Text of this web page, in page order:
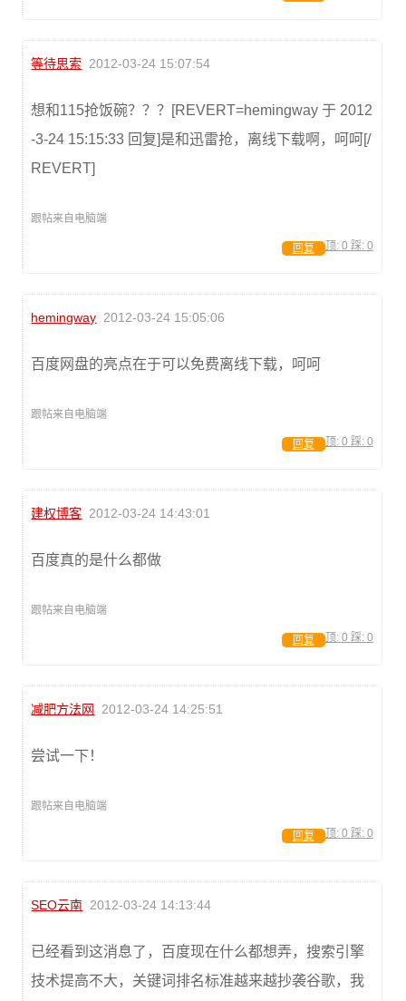
等待思索 2012-03-24 15:07:54
想和115抢饭碗？？？[REVERT=hemingway 于 2012
-3-24 15:15:33 回复]是和迅雷抢，离线下载啊，呵呵[/
REVERT]
跟帖来自电脑端
顶: 0 踩: 0
回复
hemingway 2012-03-24 15:05:06
百度网盘的亮点在于可以免费离线下载，呵呵
跟帖来自电脑端
顶: 0 踩: 0
回复
建权博客 2012-03-24 14:43:01
百度真的是什么都做
跟帖来自电脑端
顶: 0 踩: 0
回复
减肥方法网 2012-03-24 14:25:51
尝试一下！
跟帖来自电脑端
顶: 0 踩: 0
回复
SEO云南 2012-03-24 14:13:44
已经看到这消息了，百度现在什么都想弄，搜索引擎
技术提高不大，关键词排名标准越来越抄袭谷歌，我